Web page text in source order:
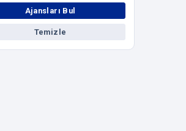
Ajansları Bul
Temizle